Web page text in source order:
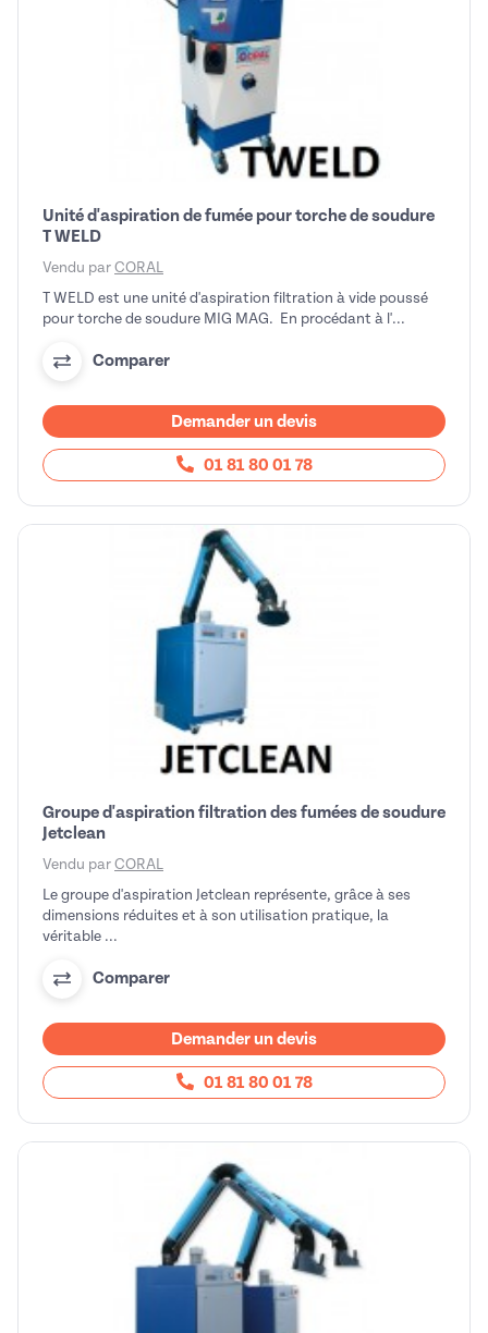
Unité d'aspiration de fumée pour torche de soudure
T WELD
Vendu par CORAL
T WELD est une unité d'aspiration filtration à vide poussé
pour torche de soudure MIG MAG. En procédant à l'...
Comparer
Demander un devis
01 81 80 01 78
Groupe d'aspiration filtration des fumées de soudure
Jetclean
Vendu par CORAL
Le groupe d'aspiration Jetclean représente, grâce à ses
dimensions réduites et à son utilisation pratique, la
véritable ...
Comparer
Demander un devis
01 81 80 01 78